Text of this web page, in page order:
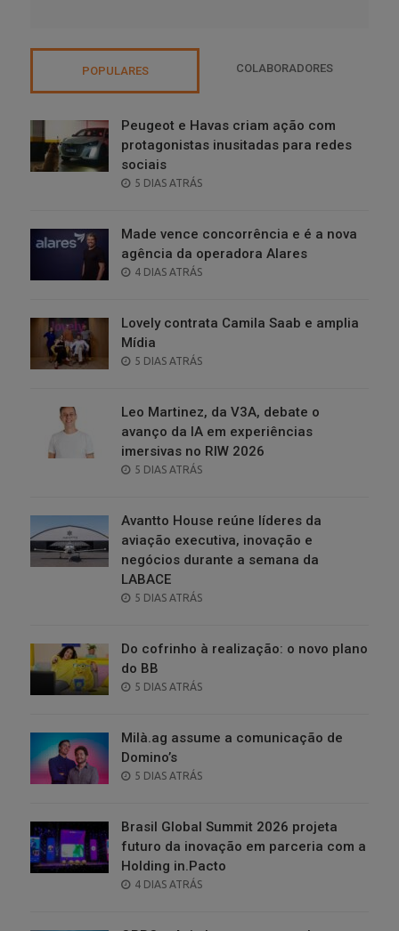
POPULARES COLABORADORES
Peugeot e Havas criam ação com
protagonistas inusitadas para redes
sociais
POSTED
5 DIAS ATRÁS
Made vence concorrência e é a nova
agência da operadora Alares
POSTED
4 DIAS ATRÁS
Lovely contrata Camila Saab e amplia
Mídia
POSTED
5 DIAS ATRÁS
Leo Martinez, da V3A, debate o
avanço da IA em experiências
imersivas no RIW 2026
POSTED
5 DIAS ATRÁS
Avantto House reúne líderes da
aviação executiva, inovação e
negócios durante a semana da
LABACE
POSTED
5 DIAS ATRÁS
Do cofrinho à realização: o novo plano
do BB
POSTED
5 DIAS ATRÁS
Milà.ag assume a comunicação de
Domino’s
POSTED
5 DIAS ATRÁS
Brasil Global Summit 2026 projeta
futuro da inovação em parceria com a
Holding in.Pacto
POSTED
4 DIAS ATRÁS